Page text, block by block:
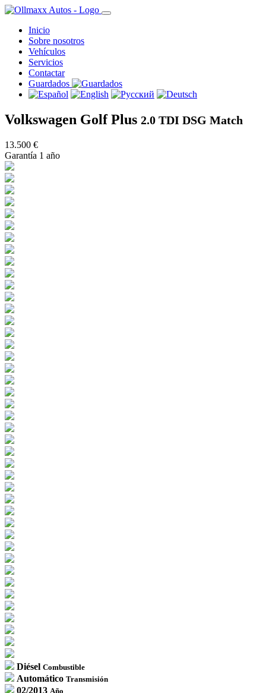
Inicio
Sobre nosotros
Vehículos
Servicios
Contactar
Guardados
Volkswagen Golf Plus 2.0 TDI DSG Match
13.500 €
Garantía 1 año
Diésel Combustible
Automático Transmisión
02/2013 Año